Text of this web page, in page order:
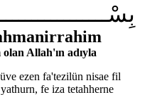
Allah'ın adıyla
ezen fa'tezilün nisae fil
fe iza tetahherne